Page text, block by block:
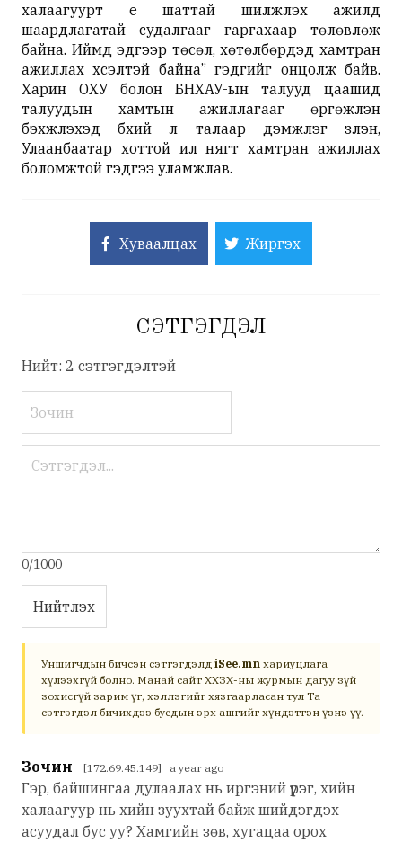
халаагуурт үе шаттай шилжүүлэх ажилд
шаардлагатай судалгааг гаргахаар төлөвлөж
байна. Иймд эдгээр төсөл, хөтөлбөрүүдэд хамтран
ажиллах хүсэлтэй байна” гэдгийг онцолж байв.
Харин ОХУ болон БНХАУ-ын талууд цаашид
талуудын хамтын ажиллагааг өргөжүүлэн
бэхжүүлэхэд бүхий л талаар дэмжлэг үзүүлэн,
Улаанбаатар хоттой илүү нягт хамтран ажиллах
боломжтой гэдгээ уламжлав.
Хуваалцах Жиргэх
СЭТГЭГДЭЛ
Нийт: 2 сэтгэгдэлтэй
0/1000
Нийтлэх
Уншигчдын бичсэн сэтгэгдэлд iSee.mn хариуцлага
хүлээхгүй болно. Манай сайт ХХЗХ-ны журмын дагуу зүй
зохисгүй зарим үг, хэллэгийг хязгаарласан тул Та
сэтгэгдэл бичихдээ бусдын эрх ашгийг хүндэтгэн үзнэ үү.
Зочин [172.69.45.149] a year ago
Гэр, байшингаа дулаалах нь иргэний үүрэг, хийн
халаагуур нь хийн зуухтай байж шийдэгдэх
асуудал бус уу? Хамгийн зөв, хугацаа орох